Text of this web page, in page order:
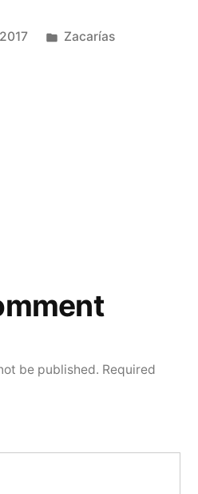
Posted
Zacarías
be published. Required